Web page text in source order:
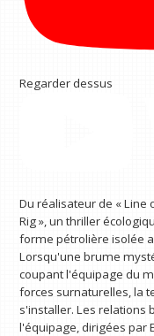
Regarder dessus
Du réalisateur de « Line
Rig », un thriller
forme pétrolière isolée
Lorsqu'une brume
coupant l'équipage du
forces surnaturelles, la
s'installer. Les relations
l'équipage, dirigées par